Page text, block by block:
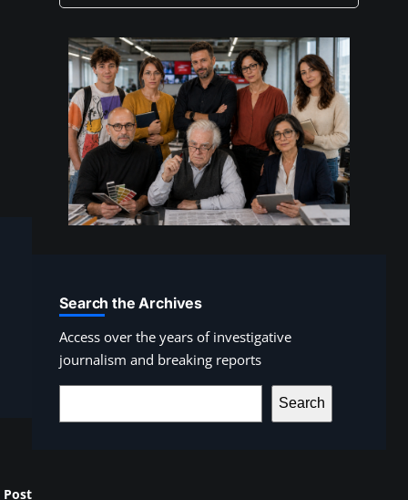
Post
Search the Archives
Access over the years of investigative
journalism and breaking reports
e
Search